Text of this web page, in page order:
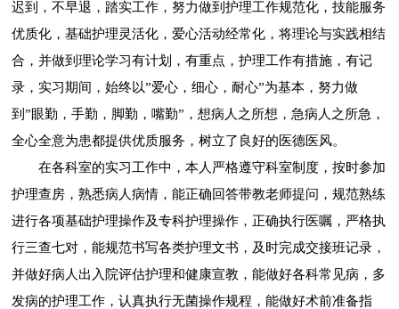
迟到，不早退，踏实工作，努力做到护理工作规范化，技能服务
优质化，基础护理灵活化，爱心活动经常化，将理论与实践相结
合，并做到理论学习有计划，有重点，护理工作有措施，有记
录，实习期间，始终以”爱心，细心，耐心”为基本，努力做
到”眼勤，手勤，脚勤，嘴勤”，想病人之所想，急病人之所急，
全心全意为患都提供优质服务，树立了良好的医德医风。
在各科室的实习工作中，本人严格遵守科室制度，按时参加
护理查房，熟悉病人病情，能正确回答带教老师提问，规范熟练
进行各项基础护理操作及专科护理操作，正确执行医嘱，严格执
行三查七对，能规范书写各类护理文书，及时完成交接班记录，
并做好病人出入院评估护理和健康宣教，能做好各科常见病，多
发病的护理工作，认真执行无菌操作规程，能做好术前准备指